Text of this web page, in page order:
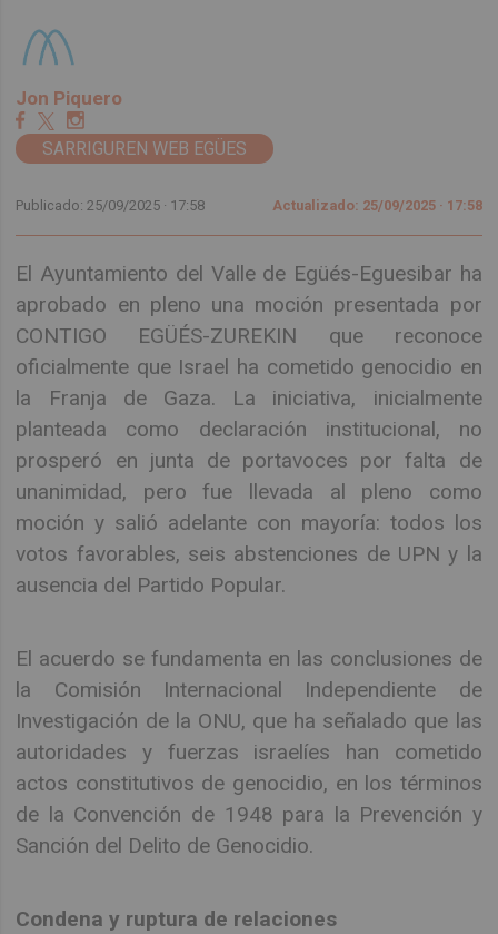
Jon Piquero
SARRIGUREN WEB EGÜES
Publicado: 25/09/2025 · 17:58 Actualizado: 25/09/2025 · 17:58
El Ayuntamiento del Valle de Egüés-Eguesibar ha
aprobado en pleno una moción presentada por
CONTIGO EGÜÉS-ZUREKIN que reconoce
oficialmente que Israel ha cometido genocidio en
la Franja de Gaza. La iniciativa, inicialmente
planteada como declaración institucional, no
prosperó en junta de portavoces por falta de
unanimidad, pero fue llevada al pleno como
moción y salió adelante con mayoría: todos los
votos favorables, seis abstenciones de UPN y la
ausencia del Partido Popular.
El acuerdo se fundamenta en las conclusiones de
la Comisión Internacional Independiente de
Investigación de la ONU, que ha señalado que las
autoridades y fuerzas israelíes han cometido
actos constitutivos de genocidio, en los términos
de la Convención de 1948 para la Prevención y
Sanción del Delito de Genocidio.
Condena y ruptura de relaciones